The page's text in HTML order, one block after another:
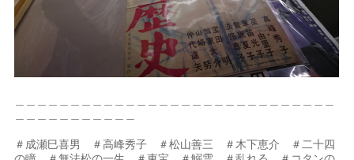
＃成瀬巳喜男 ＃高峰秀子 ＃松山善三 ＃木下恵介 ＃二十四